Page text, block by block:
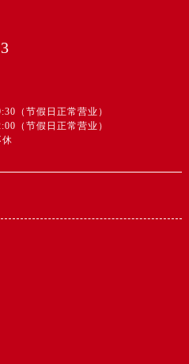
（节假日正常营业）
（节假日正常营业）